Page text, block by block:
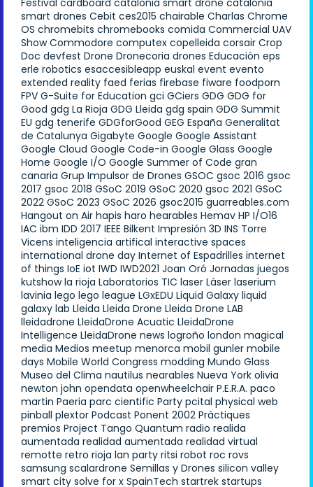
smart drones Cebit ces2015 chairable Charlas Chrome
OS chromebits chromebooks comida Commercial UAV
Show Commodore computex copelleida corsair Crop
Doc devfest Drone Dronecoria drones Educación eps
erle robotics esaccesibleapp euskal event evento
extended reality faed ferias firebase fiware foodporn
FPV G-Suite for Education gci GCiers GDG GDG for
Good gdg La Rioja GDG Lleida gdg spain GDG Summit
EU gdg tenerife GDGforGood GEG España Generalitat
de Catalunya Gigabyte Google Google Assistant
Google Cloud Google Code-in Google Glass Google
Home Google I/O Google Summer of Code gran
canaria Grup Impulsor de Drones GSOC gsoc 2016 gsoc
2017 gsoc 2018 GSoC 2019 GSoC 2020 gsoc 2021 GSoC
2022 GSoC 2023 GSoC 2026 gsoc2015 guarreables.com
Hangout on Air hapis haro hearables Hemav HP I/O16
IAC ibm IDD 2017 IEEE Bilkent Impresión 3D INS Torre
Vicens inteligencia artifical interactive spaces
international drone day Internet of Espadrilles internet
of things IoE iot IWD IWD2021 Joan Oró Jornadas juegos
kutshow la rioja Laboratorios TIC laser Láser laserium
lavinia lego lego league LGxEDU Liquid Galaxy liquid
galaxy lab Lleida Lleida Drone Lleida Drone LAB
lleidadrone LleidaDrone Acuatic LleidaDrone
Intelligence LleidaDrone news logroño london magical
media Medios meetup menorca mobil gunler mobile
days Mobile World Congress modding Mundo Glass
Museo del Clima nautilus nearables Nueva York olivia
newton john opendata openwheelchair P.E.R.A. paco
martin Paeria parc cientific Party pcital physical web
pinball plextor Podcast Ponent 2002 Pràctiques
premios Project Tango Quantum radio realida
aumentada realidad aumentada realidad virtual
remotte retro rioja lan party ritsi robot roc rovs
samsung scalardrone Semillas y Drones silicon valley
smart city solve for x SpainTech startrek startups